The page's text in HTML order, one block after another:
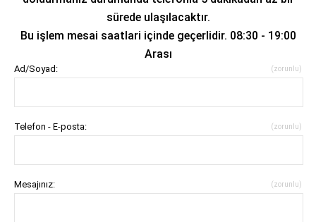
sürede ulaşılacaktır.
Bu işlem mesai saatlari içinde geçerlidir. 08:30 - 19:00
Arası
Ad/Soyad: (zorunlu)
Telefon - E-posta: (zorunlu)
Mesajınız: (zorunlu)